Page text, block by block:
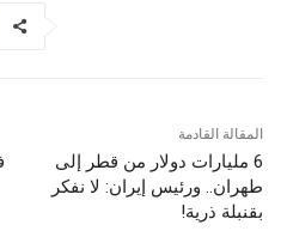
المقالة القادمة
6 مليارات دولار من قطر إلى
طهران.. ورئيس إيران: لا نفكر
بقنبلة ذرية!